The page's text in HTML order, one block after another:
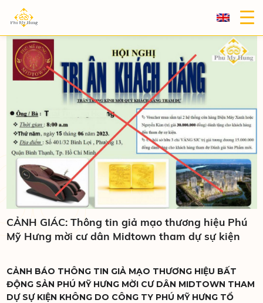
CẢNH GIÁC: Thông tin giả mạo thương hiệu Phú
Mỹ Hưng mời cư dân Midtown tham dự sự kiện
CẢNH BÁO THÔNG TIN GIẢ MẠO THƯƠNG HIỆU BẤT
ĐỘNG SẢN PHÚ MỸ HƯNG MỜI CƯ DÂN MIDTOWN THAM
DỰ SỰ KIỆN KHÔNG DO CÔNG TY PHÚ MỸ HƯNG TỔ